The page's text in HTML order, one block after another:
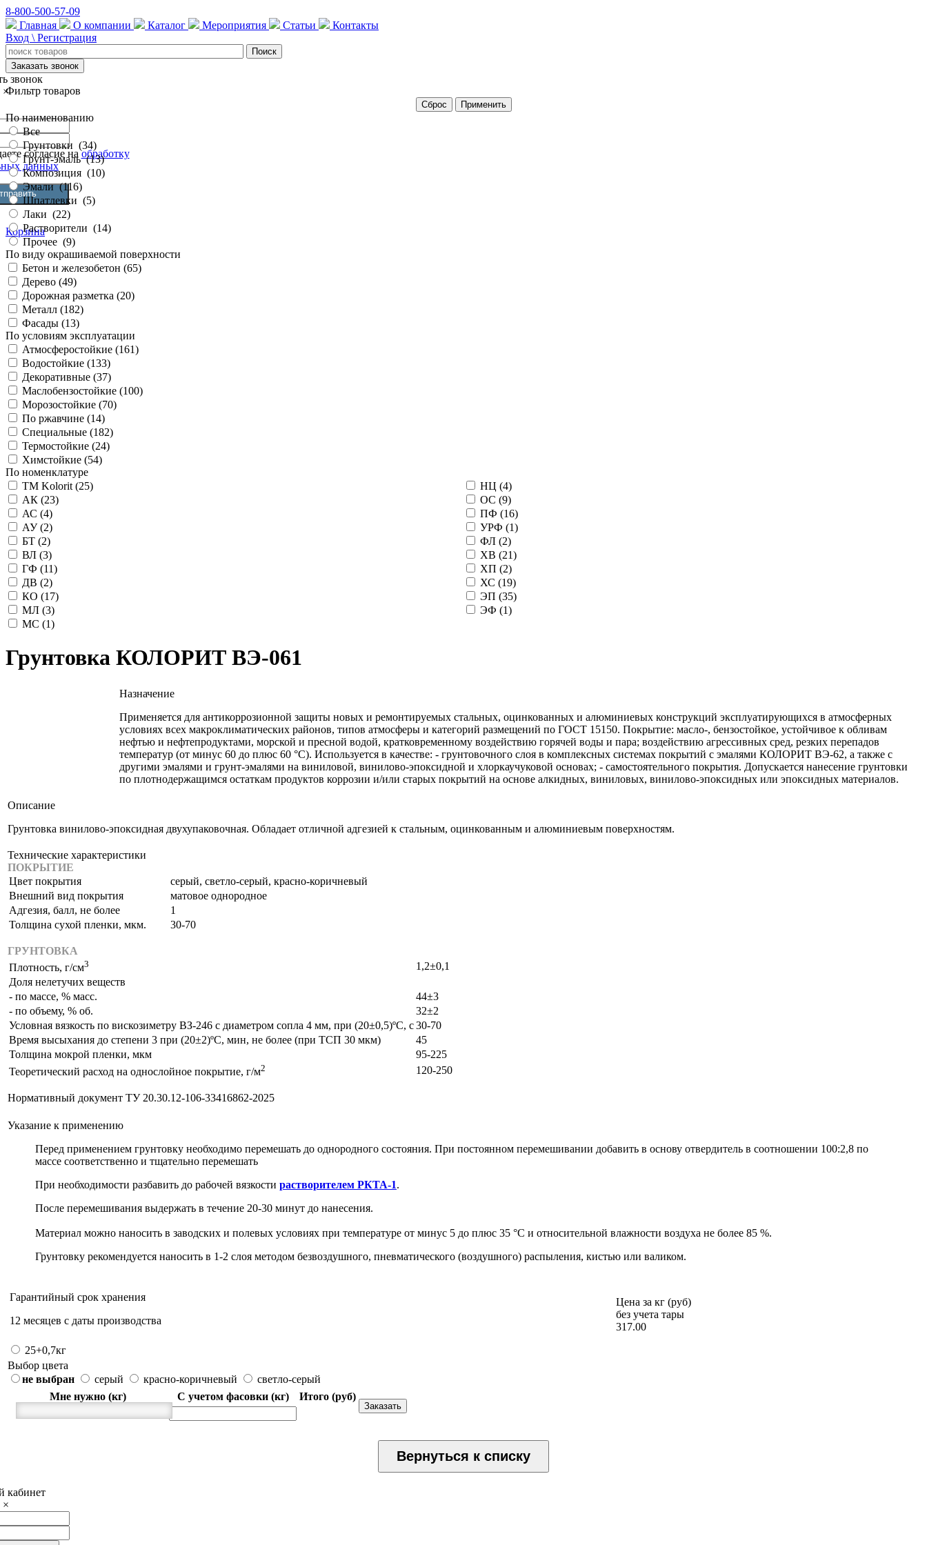
8-800-500-57-09
Главная
О компании Каталог Мероприятия Статьи
Контакты
Вход \ Регистрация
Заказать звонок
звонок
×
согласие наобработку
данных
Корзина
Фильтр товаров
Сброс Применить
По наименованию
Все
Грунтовки (34)
Грунт-эмаль(13)
Композиция (10)
Эмали(116)
Шпатлевки (5)
Лаки (22)
Растворители (14)
Прочее (9)
По виду окрашиваемой поверхности
Бетон и железобетон (65)
Дерево (49)
Дорожная разметка (20)
Металл (182)
Фасады (13)
По условиям эксплуатации
Атмосферостойкие (161)
Водостойкие (133)
Декоративные (37)
Маслобензостойкие (100)
Морозостойкие (70)
По ржавчине (14)
Специальные (182)
Термостойкие (24)
Химстойкие (54)
По номенклатуре
TM Kolorit (25)
АК (23)
АС (4)
АУ (2)
БТ (2)
ВЛ (3)
ГФ (11)
ДВ (2)
КО (17)
МЛ (3)
МС (1)
НЦ (4)
ОС (9)
ПФ (16)
УРФ (1)
ФЛ (2)
ХВ (21)
ХП (2)
ХС (19)
ЭП (35)
ЭФ (1)
Грунтовка КОЛОРИТ ВЭ-061
Назначение
Применяется для антикоррозионной защиты новых и ремонтируемых стальных, оцинкованных и алюминиевых конструкций эксплуатирующихся в атмосферных
условиях всех макроклиматических районов, типов атмосферы и категорий размещений по ГОСТ 15150. Покрытие: масло-, бензостойкое, устойчивое к обливам
нефтью и нефтепродуктами, морской и пресной водой, кратковременному воздействию горячей воды и пара; воздействию агрессивных сред, резких перепадов
температур (от минус 60 до плюс 60 °С). Используется в качестве: - грунтовочного слоя в комплексных системах покрытий с эмалями КОЛОРИТ ВЭ-62, а также с
другими эмалями и грунт-эмалями на виниловой, винилово-эпоксидной и хлоркаучуковой основах; - самостоятельного покрытия. Допускается нанесение грунтовки
по плотнодержащимся остаткам продуктов коррозии и/или старых покрытий на основе алкидных, виниловых, винилово-эпоксидных или эпоксидных материалов.
Описание
Грунтовка винилово-эпоксидная двухупаковочная. Обладает отличной адгезией к стальным, оцинкованным и алюминиевым поверхностям.
Технические характеристики
ПОКРЫТИЕ
Цвет покрытия
серый, светло-серый, красно-коричневый
Внешний вид покрытия
матовое однородное
Адгезия, балл, не более
1
Толщина сухой пленки, мкм.
30-70
ГРУНТОВКА
Плотность, г/см3
1,2±0,1
Доля нелетучих веществ
- по массе, % масс.
44±3
- по объему, % об.
32±2
Условная вязкость по вискозиметру ВЗ-246 с диаметром сопла 4 мм, при (20±0,5)ºС, с30-70
Время высыхания до степени 3 при (20±2)ºС, мин, не более (при ТСП 30 мкм)
45
Толщина мокрой пленки, мкм
95-225
Теоретический расход на однослойное покрытие, г/м2 120-250
Нормативный документ ТУ 20.30.12-106-33416862-2025
Указание к применению
Перед применением грунтовку необходимо перемешать до однородного состояния. При постоянном перемешивании добавить в основу отвердитель в соотношении 100:2,8 по
массе соответственно и тщательно перемешать
При необходимости разбавить до рабочей вязкости растворителем РКТА-1.
После перемешивания выдержать в течение 20-30 минут до нанесения.
Материал можно наносить в заводских и полевых условиях при температуре от минус 5 до плюс 35 °С и относительной влажности воздуха не более 85 %.
Грунтовку рекомендуется наносить в 1-2 слоя методом безвоздушного, пневматического (воздушного) распыления, кистью или валиком.
Гарантийный срок хранения
12 месяцев с даты производства
Цена за кг (руб)
без учета тары
317.00
25+0,7кг
Выбор цвета
не выбран
серый красно-коричневый
светло-серый
Мне нужно (кг)
С учетом фасовки (кг) Итого (руб)
Заказать
Вернуться к списку
кабинет
×